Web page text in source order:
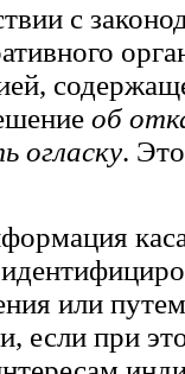
с
об
огласку.
или
если при